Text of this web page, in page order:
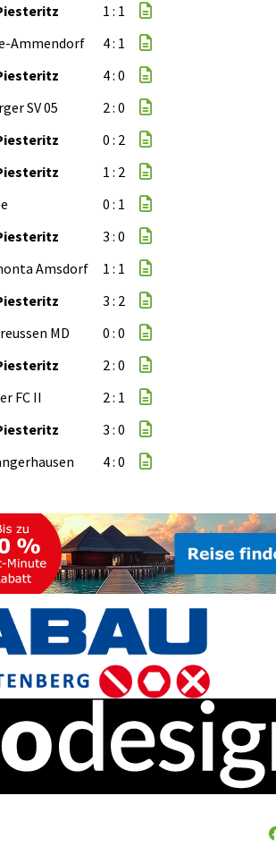
1 : 1
Ammendorf
4 : 1
4 : 0
SV 05
2 : 0
0 : 2
1 : 2
0 : 1
3 : 0
Amsdorf
1 : 1
3 : 2
MD
0 : 0
2 : 0
FC II
2 : 1
3 : 0
4 : 0